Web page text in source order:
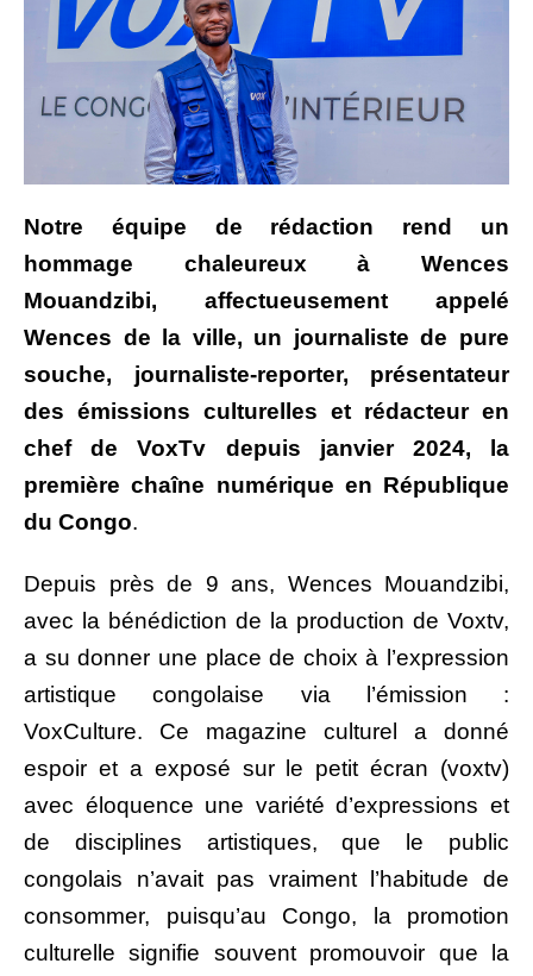
Notre équipe de rédaction rend un
hommage chaleureux à Wences
Mouandzibi, affectueusement appelé
Wences de la ville, un journaliste de pure
souche, journaliste-reporter, présentateur
des émissions culturelles et rédacteur en
chef de VoxTv depuis janvier 2024, la
première chaîne numérique en République
du Congo.
Depuis près de 9 ans, Wences Mouandzibi,
avec la bénédiction de la production de Voxtv,
a su donner une place de choix à l’expression
artistique congolaise via l’émission :
VoxCulture. Ce magazine culturel a donné
espoir et a exposé sur le petit écran (voxtv)
avec éloquence une variété d’expressions et
de disciplines artistiques, que le public
congolais n’avait pas vraiment l’habitude de
consommer, puisqu’au Congo, la promotion
culturelle signifie souvent promouvoir que la